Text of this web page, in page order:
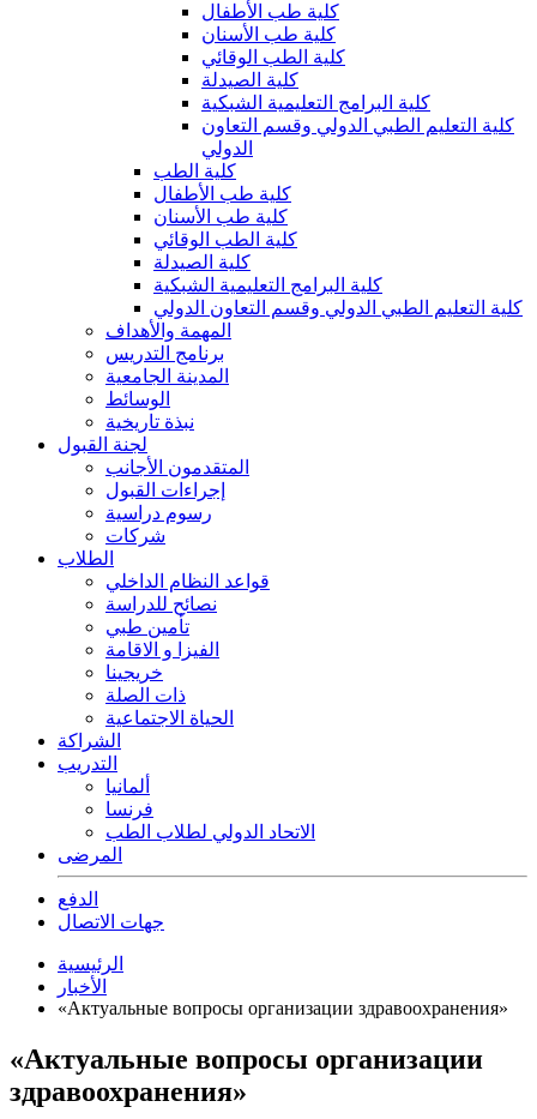
كلية طب الأطفال
كلية طب الأسنان
كلية الطب الوقائي
كلية الصيدلة
كلية البرامج التعليمية الشبكية
كلية التعليم الطبي الدولي وقسم التعاون
الدولي
كلية الطب
كلية طب الأطفال
كلية طب الأسنان
كلية الطب الوقائي
كلية الصيدلة
كلية البرامج التعليمية الشبكية
كلية التعليم الطبي الدولي وقسم التعاون الدولي
المهمة والأهداف
برنامج التدريس
المدينة الجامعية
الوسائط
نبذة تاريخية
لجنة القبول
المتقدمون الأجانب
إجراءات القبول
رسوم دراسية
شركات
الطلاب
قواعد النظام الداخلي
نصائح للدراسة
تأمين طبي
الفيزا و الاقامة
خريجينا
ذات الصلة
الحياة الاجتماعية
الشراكة
التدريب
ألمانيا
فرنسا
الاتحاد الدولي لطلاب الطب
المرضى
الدفع
جهات الاتصال
الرئيسية
الأخبار
«Актуальные вопросы организации здравоохранения»
«Актуальные вопросы организации
здравоохранения»